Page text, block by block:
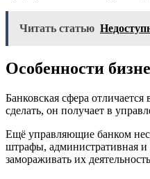
Читать статью
Особенности
Банковская сфера
сделать, он получает в
Ещё управляющие банком
штрафы, административная и
замораживать их